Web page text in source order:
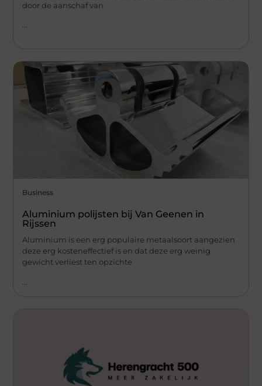
door de aanschaf van
...
Business
Aluminium polijsten bij Van Geenen in
Rijssen
Aluminium is een erg populaire metaalsoort aangezien
deze erg kosteneffectief is en dat deze erg weinig
gewicht verliest ten opzichte